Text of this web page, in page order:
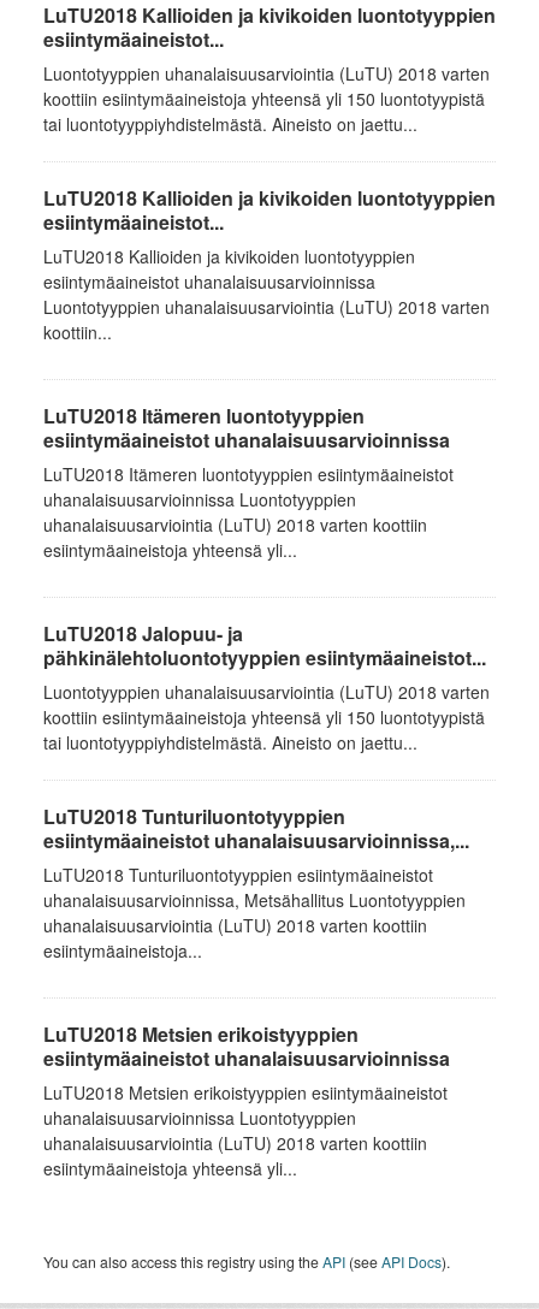
LuTU2018 Kallioiden ja kivikoiden luontotyyppien
esiintymäaineistot...
Luontotyyppien uhanalaisuusarviointia (LuTU) 2018 varten
koottiin esiintymäaineistoja yhteensä yli 150 luontotyypistä
tai luontotyyppiyhdistelmästä. Aineisto on jaettu...
LuTU2018 Kallioiden ja kivikoiden luontotyyppien
esiintymäaineistot...
LuTU2018 Kallioiden ja kivikoiden luontotyyppien
esiintymäaineistot uhanalaisuusarvioinnissa
Luontotyyppien uhanalaisuusarviointia (LuTU) 2018 varten
koottiin...
LuTU2018 Itämeren luontotyyppien
esiintymäaineistot uhanalaisuusarvioinnissa
LuTU2018 Itämeren luontotyyppien esiintymäaineistot
uhanalaisuusarvioinnissa Luontotyyppien
uhanalaisuusarviointia (LuTU) 2018 varten koottiin
esiintymäaineistoja yhteensä yli...
LuTU2018 Jalopuu- ja
pähkinälehtoluontotyyppien esiintymäaineistot...
Luontotyyppien uhanalaisuusarviointia (LuTU) 2018 varten
koottiin esiintymäaineistoja yhteensä yli 150 luontotyypistä
tai luontotyyppiyhdistelmästä. Aineisto on jaettu...
LuTU2018 Tunturiluontotyyppien
esiintymäaineistot uhanalaisuusarvioinnissa,...
LuTU2018 Tunturiluontotyyppien esiintymäaineistot
uhanalaisuusarvioinnissa, Metsähallitus Luontotyyppien
uhanalaisuusarviointia (LuTU) 2018 varten koottiin
esiintymäaineistoja...
LuTU2018 Metsien erikoistyyppien
esiintymäaineistot uhanalaisuusarvioinnissa
LuTU2018 Metsien erikoistyyppien esiintymäaineistot
uhanalaisuusarvioinnissa Luontotyyppien
uhanalaisuusarviointia (LuTU) 2018 varten koottiin
esiintymäaineistoja yhteensä yli...
You can also access this registry using theAPI (seeAPI Docs).